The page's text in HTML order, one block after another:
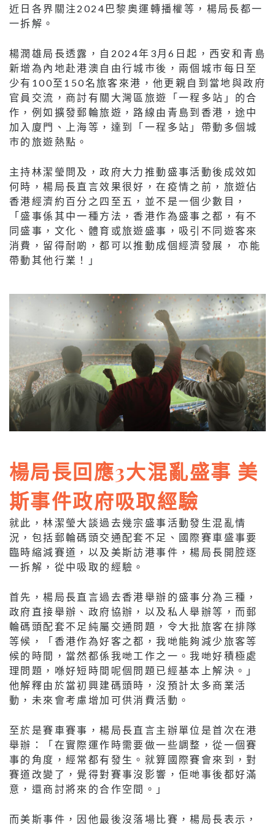
近日各界關注2024巴黎奧運轉播權等，楊局長都一
一拆解。
楊潤雄局長透露，自2024年3月6日起，西安和青島
新增為內地赴港澳自由行城巿後，兩個城巿每日至
少有100至150名旅客來港，他更親自到當地與政府
官員交流，商討有關大灣區旅遊「一程多站」的合
作，例如擴發郵輪旅遊，路線由青島到香港，途中
加入廈門、上海等，達到「一程多站」帶動多個城
巿的旅遊熱點。
主持林潔瑩問及，政府大力推動盛事活動後成效如
何時，楊局長直言效果很好，在疫情之前，旅遊佔
香港經濟約百分之四至五，並不是一個少數目，
「盛事係其中一種方法，香港作為盛事之都，有不
同盛事，文化、體育或旅遊盛事，吸引不同遊客來
消費，留得耐啲，都可以推動成個經濟發展， 亦能
帶動其他行業！」
楊局長回應3大混亂盛事 美
斯事件政府吸取經驗
就此，林潔瑩大談過去幾宗盛事活動發生混亂情
況，包括郵輪碼頭交通配套不足、國際賽車盛事要
臨時縮減賽道，以及美斯訪港事件，楊局長開腔逐
一拆解，從中吸取的經驗。
首先，楊局長直言過去香港舉辦的盛事分為三種，
政府直接舉辦、政府協辦，以及私人舉辦等，而郵
輪碼頭配套不足純屬交通問題，令大批旅客在排隊
等候，「香港作為好客之都，我哋能夠減少旅客等
候的時間，當然都係我哋工作之一。我哋好積極處
理問題，喺好短時間呢個問題已經基本上解決。」
他解釋由於當初興建碼頭時，沒預計太多商業活
動，未來會考慮增加可供消費活動。
至於是賽車賽事，楊局長直言主辦單位是首次在港
舉辦：「在實際運作時需要做一些調整，從一個賽
事的角度，經常都有發生。就算國際賽會來到，對
賽道改變了，覺得對賽事沒影響，佢哋事後都好滿
意，還商討將來的合作空間。」
而美斯事件，因他最後沒落場比賽，楊局長表示，